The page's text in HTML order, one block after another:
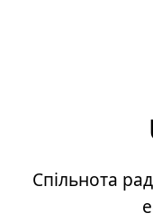
Спільнота